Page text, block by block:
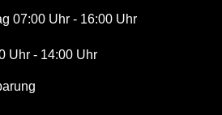
07:00 Uhr - 16:00 Uhr
Uhr - 14:00 Uhr